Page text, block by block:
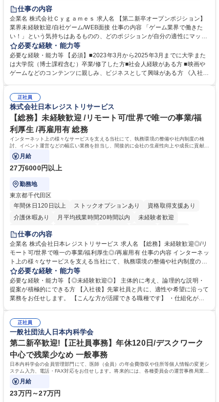
住宅手当あり
交通費支給
土日祝休み 服装自由 昼食補助あり
第二新卒歓迎
食事補助あり
仕事の内容
企業名 株式会社Ｃｙｇａｍｅｓ 求人名 【第二新卒オープンポジション】
業界未経験歓迎/自社ゲーム/WEB面接 仕事の内容 「ゲーム業界で働きた
い！」という気持ちはあるものの、どのポジションが自分の適性にマッチ
しているか悩んでいる方が対象となります！ 総合職（プランナー/データ
アナリストなど）、技術職（開発エンジニ ア/インフラエンジニアな
ど）、デザイン職（デザイナー/イラストレ ーターなど）等から、面接で
ご希望と適正にマッチしたポジションをご案内いたします。ゲームやエン
のご応募をお待ちしております。 募集職種 【第二新卒オープンポジショ
ン】業界未経験歓迎/自社ゲーム/WEB面接
必要な経験・能力等
必要な経験・能力等 【必須】■2023年3月から2025年3月までに大学また
は大学院（博士課程含む）卒業/修了した方■社会人経験がある方 ■映画や
ゲームなどのコンテンツに親しみ、ビジネスとして興味がある方 《入社実
正社員
株式会社日本レジストリサービス
【総務】未経験歓迎 /リモート可/世界で唯一の事業/福
利厚生 /再雇用有 総務
インターネット上の様々なサービスを支える当社にて、執務環境の整備や社内制度の検
討、イベント運営などの幅広い業務を担当し、間接的に会社の生産性向上や成長に貢献し
ている部署です。
月給
27万6000円以上
勤務地
東京都千代田区
年間休日120日以上
ストックオプションあり
資格取得支援あり
介護休暇あり
月平均残業時間20時間以内
未経験者歓迎
住宅手当あり
完全週休2日制
交通費支給 駅近5分以内 土日祝休み 服装自由
仕事の内容
企業名 株式会社日本レジストリサービス 求人名 【総務】未経験歓迎◎/リ
モート可/世界で唯一の事業/福利厚生◎/再雇用有 仕事の内容 インターネッ
ト上の様々なサービスを支える当社にて、執務環境の整備や社内制度の検
討、イベント運営などの幅広い業務を担当し、間接的に会社の生産性向上
や成長に貢献している部署です。 会社の全メンバーが安心して長く成果を
発揮できる環境を整えるために、毎日のメンテナンスや維持管理に加え、
新たな施策検討を積極的に行っていただき、会社全体を巻き込み課題解決
幅広い業務の体得が可能で、多様なキャリアパスを描くことも可能です。
募集職種 【総務】未経験歓迎◎/リモート可/世界で唯一の事業/福利厚生◎/
再雇用有
必要な経験・能力等
必要な経験・能力等 【◎未経験歓迎◎】 主体的に考え、論理的な説明・
提案が積極的にできる方 【入社後】先輩社員と共に、適性や希望に沿って
業務をお任せします。 【こんな方が活躍できる職種です】 ・仕組化が好
対処できる・新しいことに興味関心がある 【魅力】■自己啓発支援：資格
取得や通信教育など費用の80%（年間25万円まで）を補助 ■住宅手当：家
賃の50%（月額7万円まで）を補助 学歴・資格 学歴：大学院 大学 語学
力： 資格：
正社員
一般社団法人日本内科学会
第二新卒歓迎!【正社員事務】年休120日/デスクワーク
中心で残業少なめ 一般事務
日本内科学会の会員管理部門にて、医師（会員）の年会費徴収や住所等個人情報の変更シ
ステム入力、電話・FAX対応をお任せします。将来的には、各種委員会の運営事務局業務
などにも幅広く携わっていただきます。
月給
23万円～27万円